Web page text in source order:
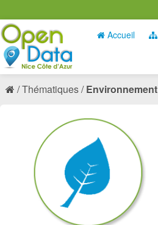
Accueil
Thématiques Environnement